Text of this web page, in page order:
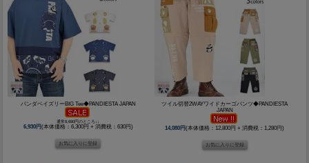
パンダペイズリーBIG Tee◆PANDIESTA JAPAN
通常8,690円のところ↓↓
6,930円(本体価格：6,300円 + 消費税：630円)
ツイル切替2WAYワイドカーゴパンツ◆PANDIESTA
JAPAN
14,080円(本体価格：12,800円 + 消費税：1,280円)